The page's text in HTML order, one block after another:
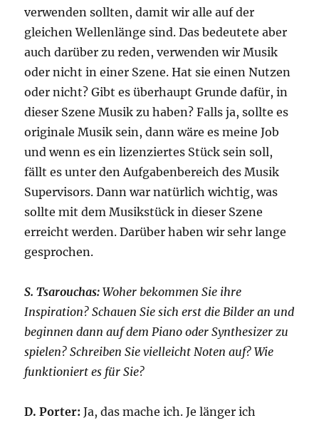
verwenden sollten, damit wir alle auf der
gleichen Wellenlänge sind. Das bedeutete aber
auch darüber zu reden, verwenden wir Musik
oder nicht in einer Szene. Hat sie einen Nutzen
oder nicht? Gibt es überhaupt Grunde dafür, in
dieser Szene Musik zu haben? Falls ja, sollte es
originale Musik sein, dann wäre es meine Job
und wenn es ein lizenziertes Stück sein soll,
fällt es unter den Aufgabenbereich des Musik
Supervisors. Dann war natürlich wichtig, was
sollte mit dem Musikstück in dieser Szene
erreicht werden. Darüber haben wir sehr lange
gesprochen.
S. Tsarouchas: Woher bekommen Sie ihre
Inspiration? Schauen Sie sich erst die Bilder an und
beginnen dann auf dem Piano oder Synthesizer zu
spielen? Schreiben Sie vielleicht Noten auf? Wie
funktioniert es für Sie?
D. Porter: Ja, das mache ich. Je länger ich